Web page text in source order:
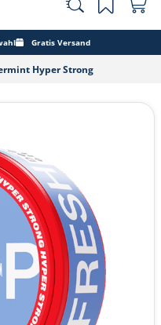
Gratis Versand
Hyper Strong‎